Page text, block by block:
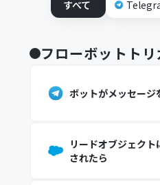
すべて
フローボットトリ
ボットがメッセージ
リードオブジェク
されたら